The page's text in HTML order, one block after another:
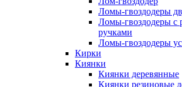
Ломы-гвоздодеры
Ломы-гвоздодеры с
ручками
Ломы-гвоздодеры
Кирки
Киянки
Киянки деревянные
Киянки резиновые